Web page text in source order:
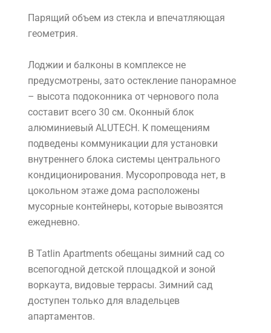
Парящий объем из стекла и впечатляющая
геометрия.
Лоджии и балконы в комплексе не
предусмотрены, зато остекление панорамное
– высота подоконника от чернового пола
составит всего 30 см. Оконный блок
алюминиевый ALUTECH. К помещениям
подведены коммуникации для установки
внутреннего блока системы центрального
кондиционирования. Мусоропровода нет, в
цокольном этаже дома расположены
мусорные контейнеры, которые вывозятся
ежедневно.
В Tatlin Apartments обещаны зимний сад со
всепогодной детской площадкой и зоной
воркаута, видовые террасы. Зимний сад
доступен только для владельцев
апартаментов.